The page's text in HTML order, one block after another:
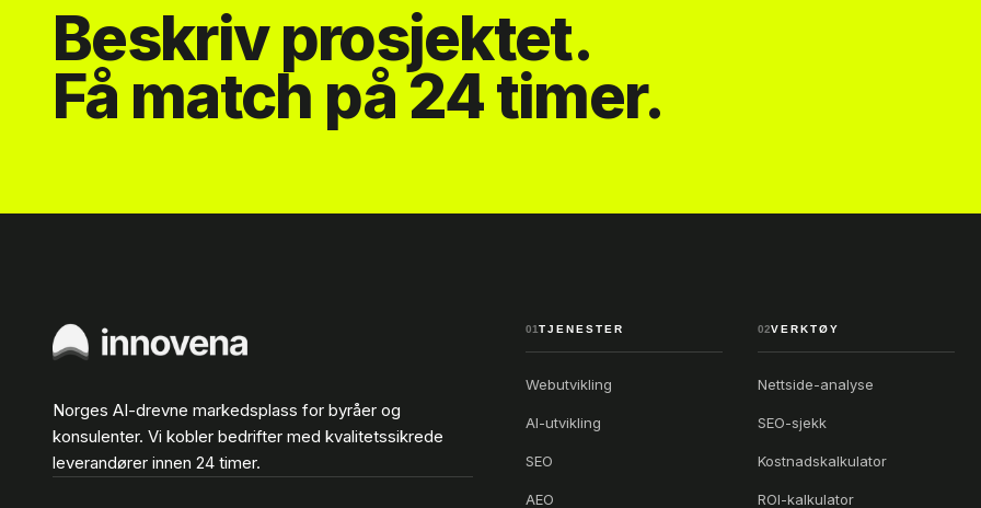
Beskriv prosjektet.
Få match på 24 timer.
Norges AI-drevne markedsplass for byråer og
konsulenter. Vi kobler bedrifter med kvalitetssikrede
leverandører innen 24 timer.
01TJENESTER
Webutvikling
AI-utvikling
SEO
AEO
02VERKTØY
Nettside-analyse
SEO-sjekk
Kostnadskalkulator
ROI-kalkulator